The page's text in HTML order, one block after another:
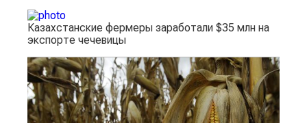
Казахстанские фермеры заработали $35 млн на
экспорте чечевицы